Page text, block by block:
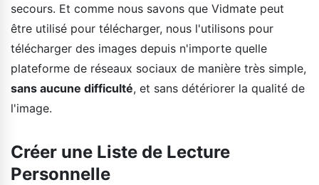
secours. Et comme nous savons que Vidmate peut
être utilisé pour télécharger, nous l'utilisons pour
télécharger des images depuis n'importe quelle
plateforme de réseaux sociaux de manière très simple,
sans aucune difficulté, et sans détériorer la qualité de
l'image.
Créer une Liste de Lecture
Personnelle